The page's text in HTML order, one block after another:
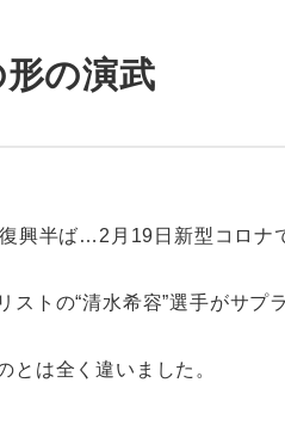
の演武
興半ば…2月19日新型コロナ
トの“清水希容”選手がサプ
とは全く違いました。